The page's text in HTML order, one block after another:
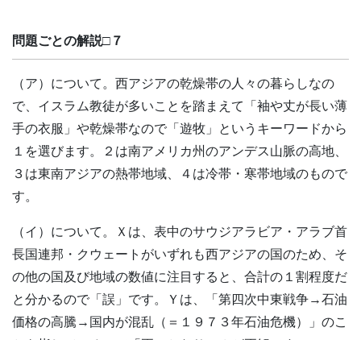
問題ごとの解説□７
（ア）について。西アジアの乾燥帯の人々の暮らしなの
で、イスラム教徒が多いことを踏まえて「袖や丈が長い薄
手の衣服」や乾燥帯なので「遊牧」というキーワードから
１を選びます。２は南アメリカ州のアンデス山脈の高地、
３は東南アジアの熱帯地域、４は冷帯・寒帯地域のもので
す。
（イ）について。Ｘは、表中のサウジアラビア・アラブ首
長国連邦・クウェートがいずれも西アジアの国のため、そ
の他の国及び地域の数値に注目すると、合計の１割程度だ
と分かるので「誤」です。Ｙは、「第四次中東戦争→石油
価格の高騰→国内が混乱（＝１９７３年石油危機）」のこ